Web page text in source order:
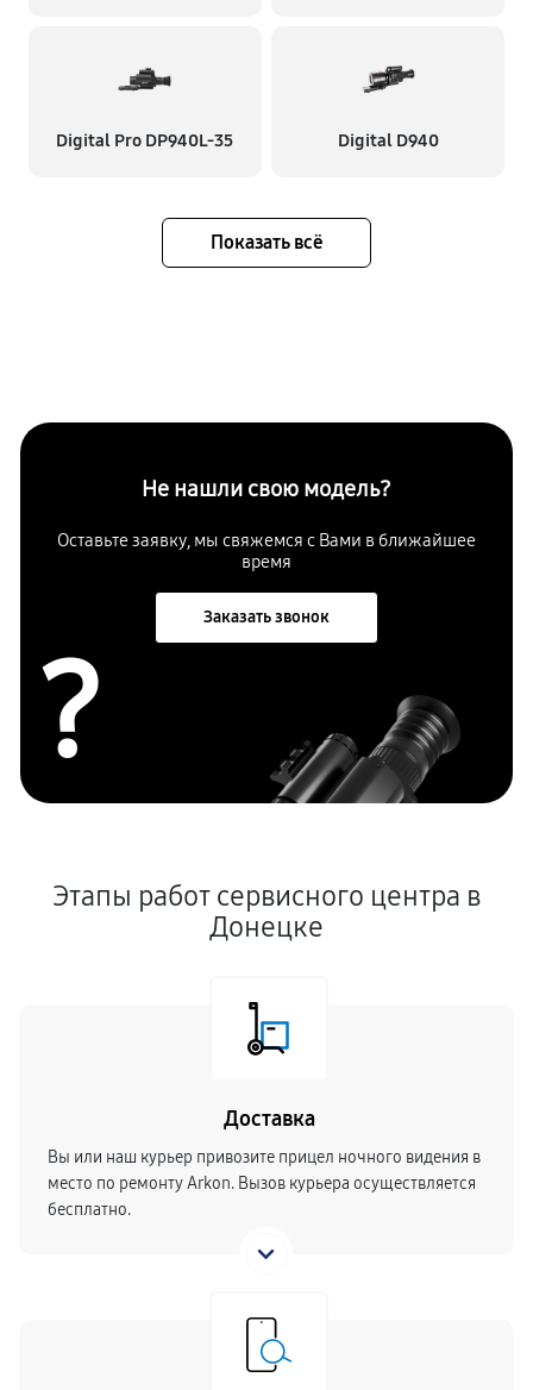
Digital Pro DP940L-35 Digital D940
Показать всё
Не нашли свою модель?
Оставьте заявку, мы свяжемся с Вами в ближайшее
время
Заказать звонок
?
Этапы работ сервисного центра в
Донецке
Доставка
Вы или наш курьер привозите прицел ночного видения в
место по ремонту Arkon. Вызов курьера осуществляется
бесплатно.